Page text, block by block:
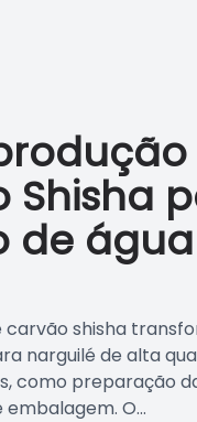
Shisha
de água
carvão shisha
narguilé de alta
como preparação
O...